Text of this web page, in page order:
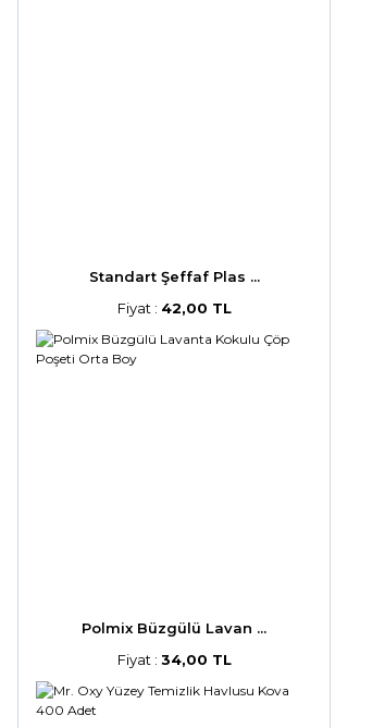
Standart Şeffaf Plas ...
Fiyat : 42,00 TL
Polmix Büzgülü Lavan ...
Fiyat : 34,00 TL